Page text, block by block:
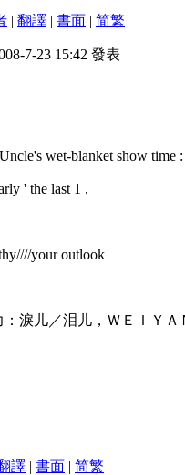
| 翻譯 | 書面 | 简繁
7-23 15:42 發表
wet-blanket show time :
' the last 1 ,
your outlook
：淚儿／泪儿，ＷＥＩ
譯 | 書面 | 简繁